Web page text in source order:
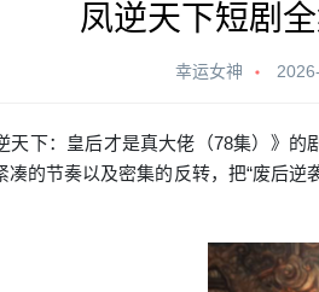
凤逆天下短剧
幸运女神
天下：皇后才是真大佬（78集）》
凑的节奏以及密集的反转，把“废后逆